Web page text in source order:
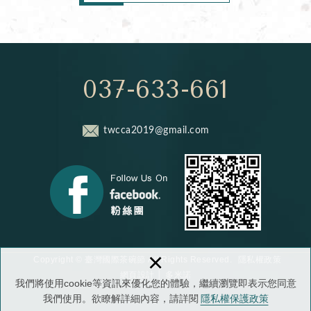
我們將使用cookie等資訊來優化您的體驗，繼續瀏覽即表示您同意
我們使用。欲瞭解詳細內容，請詳閱 隱私權保護政策
×
037-633-661
twcca2019@gmail.com
Copyright © 臺灣國際茶碗節 All Rights Reserved.